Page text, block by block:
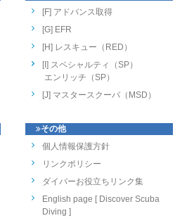
[F] アドバンス取得
[G] EFR
[H] レスキュー（RED）
[I] スペシャルティ（SP）
エンリッチ（SP）
[J] マスタースクーバ（MSD）
その他
個人情報保護方針
リンクポリシー
ダイバーお役立ちリンク集
English page [ Discover Scuba
Diving ]